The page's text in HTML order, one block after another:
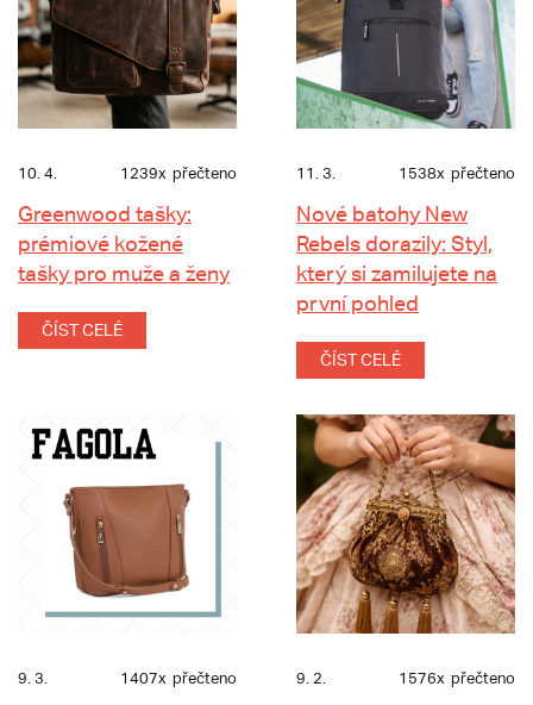
10. 4. 1239x přečteno
Greenwood tašky:
prémiové kožené
tašky pro muže a ženy
ČÍST CELÉ
11. 3. 1538x přečteno
Nové batohy New
Rebels dorazily: Styl,
který si zamilujete na
první pohled
ČÍST CELÉ
9. 3. 1407x přečteno 9. 2. 1576x přečteno